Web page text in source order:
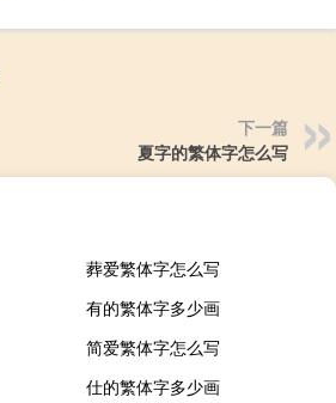
下一篇
夏字的繁体字怎么写
葬爱繁体字怎么写
有的繁体字多少画
简爱繁体字怎么写
仕的繁体字多少画